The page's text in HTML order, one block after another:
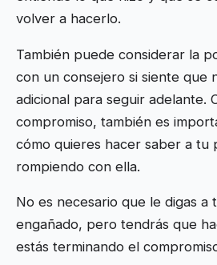
volver a hacerlo.
También puede considerar la
con un consejero si siente que
adicional para seguir adelante.
compromiso, también es
cómo quieres hacer saber a tu
rompiendo con ella.
No es necesario que le digas a
engañado, pero tendrás que
estás terminando el